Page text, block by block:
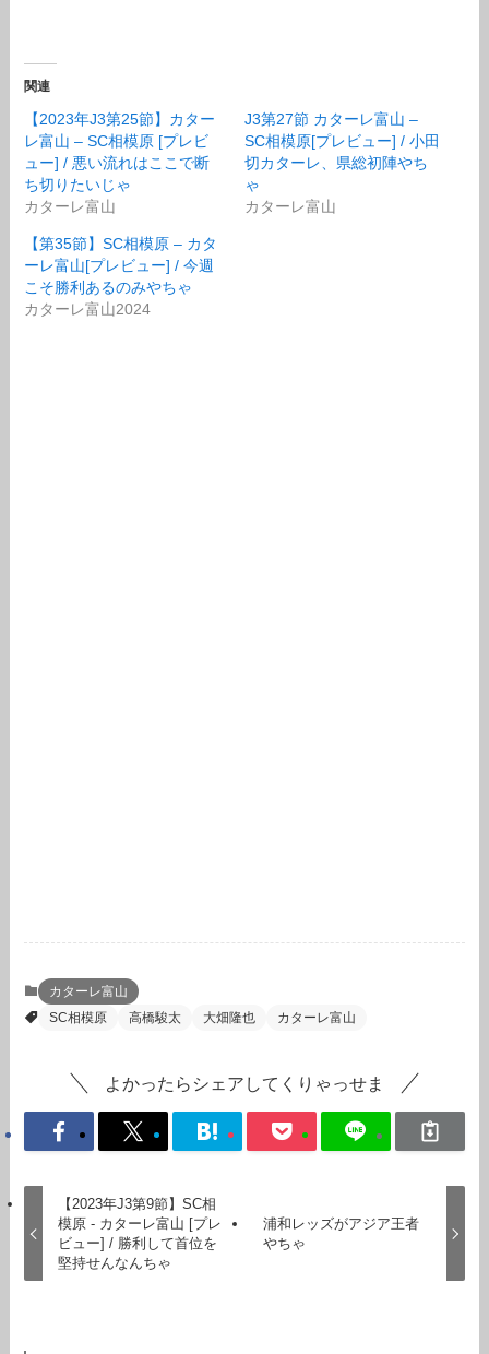
関連
【2023年J3第25節】カター
レ富山 – SC相模原 [プレビ
ュー] / 悪い流れはここで断
ち切りたいじゃ
カターレ富山
J3第27節 カターレ富山 –
SC相模原[プレビュー] / 小田
切カターレ、県総初陣やち
ゃ
カターレ富山
【第35節】SC相模原 – カタ
ーレ富山[プレビュー] / 今週
こそ勝利あるのみやちゃ
カターレ富山2024
カターレ富山
SC相模原
高橋駿太 大畑隆也 カターレ富山
よかったらシェアしてくりゃっせま
【2023年J3第9節】SC相
模原 - カターレ富山 [プレ
ビュー] / 勝利して首位を
堅持せんなんちゃ
浦和レッズがアジア王者
やちゃ